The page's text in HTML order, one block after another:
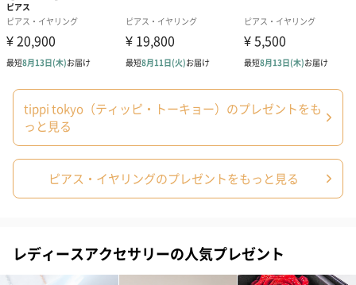
tippi tokyo（ティッピ・トーキョー）のプレゼントをも
っと見る
ピアス・イヤリングのプレゼントをもっと見る
レディースアクセサリーの人気プレゼント